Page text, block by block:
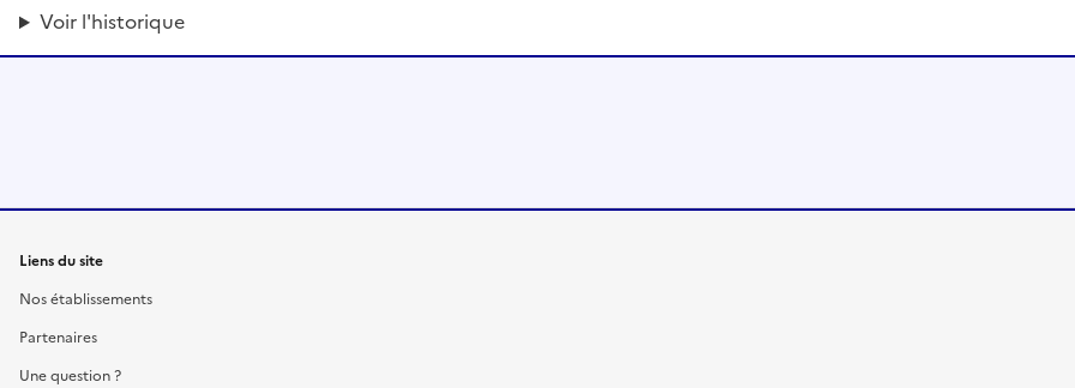
Voir l'historique
Liens du site
Nos établissements
Partenaires
Une question ?